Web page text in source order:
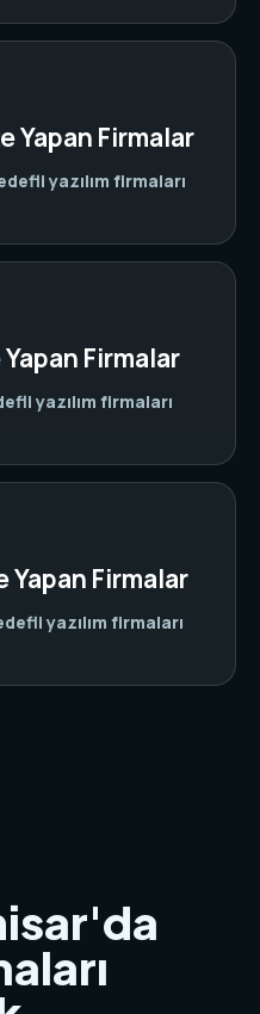
Yapan Firmalar
yazılım firmaları
Firmalar
yazılım firmaları
Yapan Firmalar
yazılım firmaları